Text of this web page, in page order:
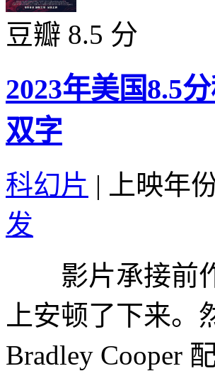
豆瓣 8.5 分
2023年美国8.5
双字
科幻片 | 上映年
发
影片承接前作
上安顿了下来
Bradley Cooper